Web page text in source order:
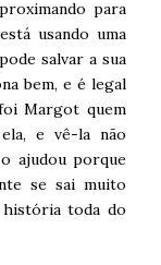
para
usando uma
salvar a sua
bem, e é legal
Margot quem
e vê-la não
ajudou porque
se sai muito
toda do